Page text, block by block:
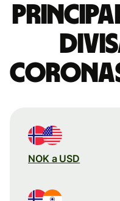
NOK a USD